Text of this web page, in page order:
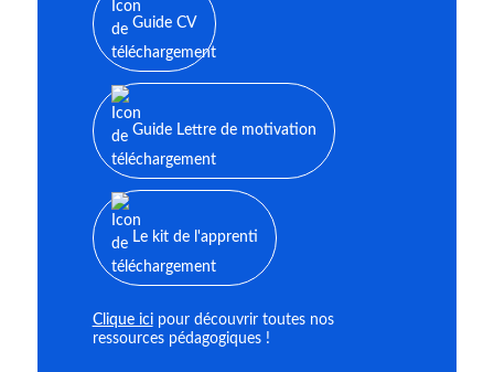
Guide CV
Guide Lettre de motivation
Le kit de l'apprenti
Clique icipour découvrir toutes nos
ressources pédagogiques !